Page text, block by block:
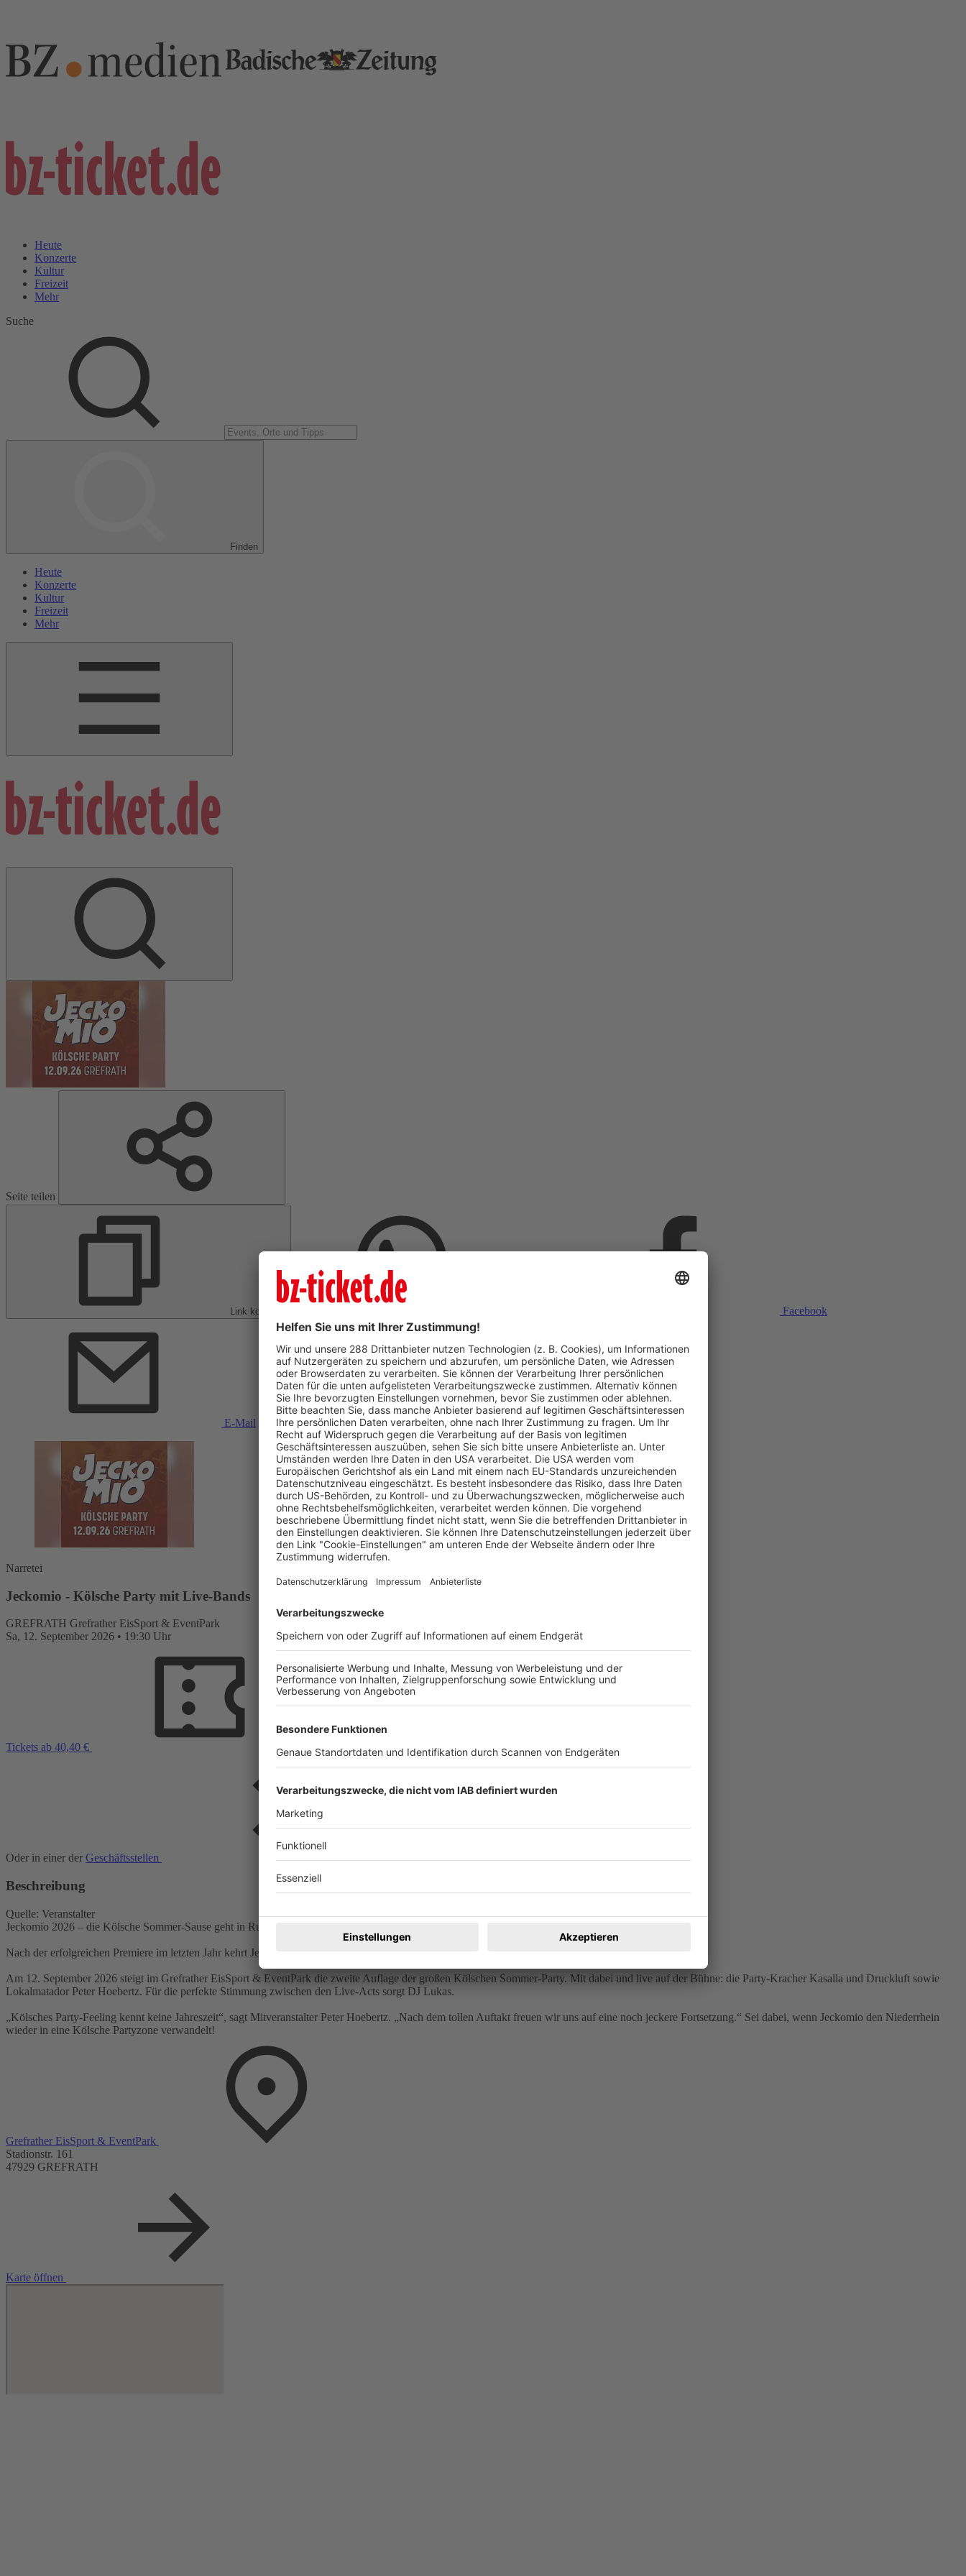
Heute
Konzerte
Kultur
Freizeit
Mehr
Suche
Finden
Heute
Konzerte
Kultur
Freizeit
Mehr
Seite teilen
Link kopieren Facebook
E-Mail
Narretei
Jeckomio - Kölsche Party mit Live-Bands
GREFRATH Grefrather EisSport & EventPark
Sa, 12. September 2026 • 19:30 Uhr
Tickets ab 40,40 €
Oder in einer der Geschäftsstellen
Beschreibung
Quelle: Veranstalter
Jeckomio 2026 – die Kölsche Sommer-Sause geht in Runde zwei!
Nach der erfolgreichen Premiere im letzten Jahr kehrt Jeckomio 2026 zurück und bringt wieder das kölsche Lebensgefühl in den Spätsommer!
Am 12. September 2026 steigt im Grefrather EisSport & EventPark die zweite Auflage der großen Kölschen Sommer-Party. Mit dabei und live auf der Bühne: die Party-Kracher Kasalla und Druckluft sowie
Lokalmatador Peter Hoebertz. Für die perfekte Stimmung zwischen den Live-Acts sorgt DJ Lukas.
„Kölsches Party-Feeling kennt keine Jahreszeit“, sagt Mitveranstalter Peter Hoebertz. „Nach dem tollen Auftakt freuen wir uns auf eine noch jeckere Fortsetzung.“ Sei dabei, wenn Jeckomio den Niederrhein
wieder in eine Kölsche Partyzone verwandelt!
Grefrather EisSport & EventPark
Stadionstr. 161
47929 GREFRATH
Karte öffnen